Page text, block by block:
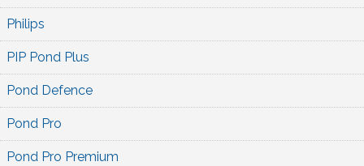
Philips
PIP Pond Plus
Pond Defence
Pond Pro
Pond Pro Premium